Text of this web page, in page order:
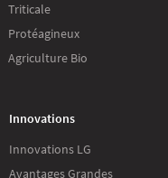
Triticale
Protéagineux
Agriculture Bio
Innovations
Innovations LG
Avantages Grandes